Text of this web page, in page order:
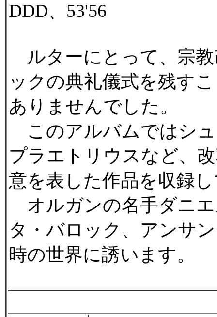
DDD、53'56
ルターにとって、宗
ックの典礼儀式を残す
ありませんでした。
このアルバムではシ
プラエトリウスなど、
意を表した作品を収録
オルガンの名手ダニ
タ・バロック、アンサ
時の世界に誘います。